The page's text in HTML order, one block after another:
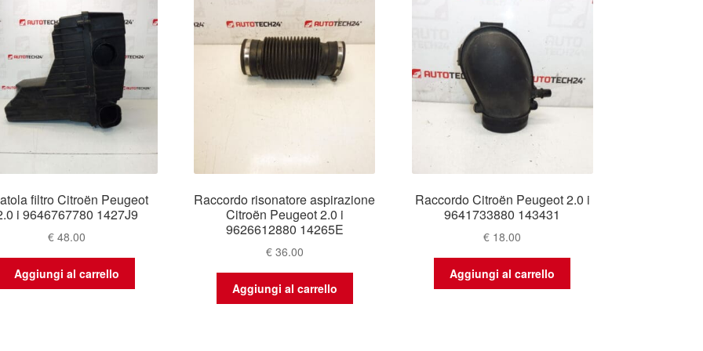
filtro Citroën Peugeot
i 9646767780 1427J9
€ 48.00
Aggiungi al carrello
Raccordo risonatore aspirazione
Citroën Peugeot 2.0 i
9626612880 14265E
€36.00
Aggiungi al carrello
Raccordo Citroën Peugeot 2.0 i
9641733880 143431
€ 18.00
Aggiungi al carrello